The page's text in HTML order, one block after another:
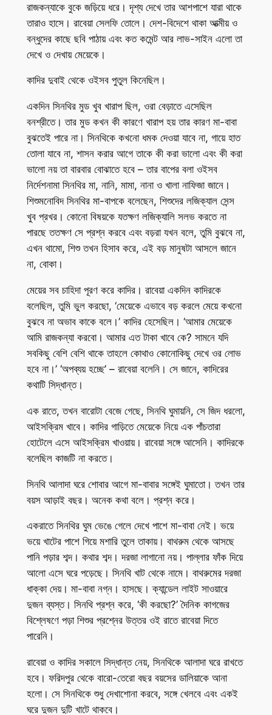
রাজকন্যাকে বুকে জড়িয়ে ধরে। দৃশ্য দেখে তার আশপাশে যারা থাকে
তারাও হাসে। রাবেয়া সেলফি তোলে। দেশ-বিদেশে থাকা আত্মীয় ও
বন্ধুদের কাছে ছবি পাঠায় এবং কত কমেন্ট আর লাভ-সাইন এলো তা
দেখে ও দেখায় মেয়েকে।
কাদির দুবাই থেকে ওইসব পুতুল কিনেছিল।
একদিন সিনথির মুড খুব খারাপ ছিল, ওরা বেড়াতে এসেছিল
বনশ্রীতে। তার মুড কখন কী কারণে খারাপ হয় তার কারণ মা-বাবা
বুঝতেই পারে না। সিনথিকে কখনো ধমক দেওয়া যাবে না, গায়ে হাত
তোলা যাবে না, শাসন করার আগে তাকে কী করা ভালো এবং কী করা
ভালো নয় তা বারবার বোঝাতে হবে – তার বাপের বলা ওইসব
নির্দেশনামা সিনথির মা, নানি, মামা, নানা ও খালা নাফিজা জানে।
শিশুমনোবিদ সিনথির মা-বাপকে বলেছেন, শিশুদের লজিক্যাল সেন্স
খুব প্রখর। কোনো বিষয়কে যতক্ষণ লজিক্যালি সলভ করতে না
পারছে ততক্ষণ সে প্রশ্ন করবে এবং বড়রা যখন বলে, তুমি বুঝবে না,
এখন থামো, শিশু তখন হিসাব করে, এই বড় মানুষটা আসলে জানে
না, বোকা।
মেয়ের সব চাহিদা পূরণ করে কাদির। রাবেয়া একদিন কাদিরকে
বলেছিল, তুমি ভুল করছো, ‘মেয়েকে এভাবে বড় করলে মেয়ে কখনো
বুঝবে না অভাব কাকে বলে।’ কাদির হেসেছিল। ‘আমার মেয়েকে
আমি রাজকন্যা করবো। আমার এত টাকা খাবে কে? সামনে যদি
সবকিছু বেশি বেশি থাকে তাহলে কোথাও কোনোকিছু দেখে ওর লোভ
হবে না।’ ‘অপব্যয় হচ্ছে’ – রাবেয়া বলেনি। সে জানে, কাদিরের
কথাটি সিদ্ধান্ত।
এক রাতে, তখন বারোটা বেজে গেছে, সিনথি ঘুমায়নি, সে জিদ ধরলো,
আইসক্রিম খাবে। কাদির গাড়িতে মেয়েকে নিয়ে এক পাঁচতারা
হোটেলে এসে আইসক্রিম খাওয়ায়। রাবেয়া সঙ্গে আসেনি। কাদিরকে
বলেছিল কাজটি না করতে।
সিনথি আলাদা ঘরে শোবার আগে মা-বাবার সঙ্গেই ঘুমাতো। তখন তার
বয়স আড়াই বছর। অনেক কথা বলে। প্রশ্ন করে।
একরাতে সিনথির ঘুম ভেঙে গেলে দেখে পাশে মা-বাবা নেই। ভয়ে
ভয়ে খাটের পাশে গিয়ে মশারি তুলে তাকায়। বাথরুম থেকে আসছে
পানি পড়ার শব্দ। কথার শব্দ। দরজা লাগানো নয়। পাল্লার ফাঁক দিয়ে
আলো এসে ঘরে পড়েছে। সিনথি খাট থেকে নামে। বাথরুমের দরজা
ধাক্কা দেয়। মা-বাবা নগ্ন। হাসছে। ক্যান্ডেল লাইট সাওয়ারে
দুজন ব্যস্ত। সিনথি প্রশ্ন করে, ‘কী করছো?’ দৈনিক কাগজের
বিশ্লেষণে পড়া শিশুর প্রশ্নের উত্তর ওই রাতে রাবেয়া দিতে
পারেনি।
রাবেয়া ও কাদির সকালে সিদ্ধান্ত নেয়, সিনথিকে আলাদা ঘরে রাখতে
হবে। ফরিদপুর থেকে বারো-তেরো বছর বয়সের ডালিয়াকে আনা
হলো। সে সিনথিকে শুধু দেখাশোনা করবে, সঙ্গে খেলবে এবং একই
ঘরে দুজন দুটি খাটে থাকবে।